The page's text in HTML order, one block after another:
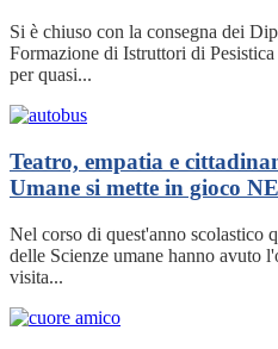
Si è chiuso con la consegna dei
Formazione di Istruttori di
per quasi...
Teatro, empatia e
Umane si mette in gioco
Nel corso di quest'anno scolastico
delle Scienze umane hanno avuto
visita...